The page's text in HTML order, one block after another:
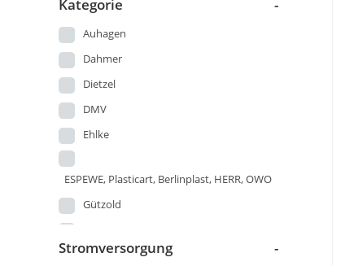
Kategorie -
Auhagen
Dahmer
Dietzel
DMV
Ehlke
ESPEWE, Plasticart, Berlinplast, HERR, OWO
Gützold
Hruska
Stromversorgung -